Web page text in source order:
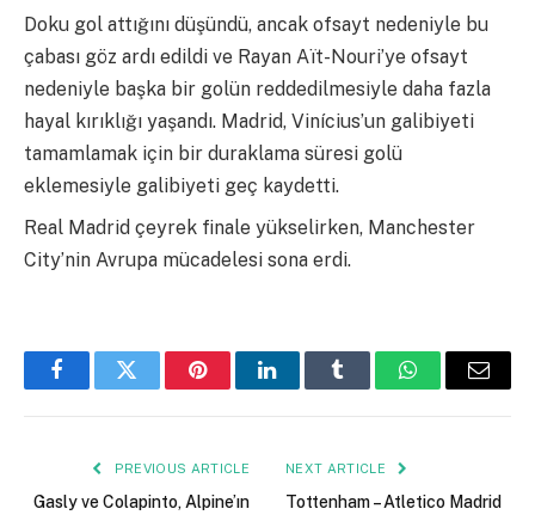
Doku gol attığını düşündü, ancak ofsayt nedeniyle bu
çabası göz ardı edildi ve Rayan Aït-Nouri’ye ofsayt
nedeniyle başka bir golün reddedilmesiyle daha fazla
hayal kırıklığı yaşandı. Madrid, Vinícius’un galibiyeti
tamamlamak için bir duraklama süresi golü
eklemesiyle galibiyeti geç kaydetti.
Real Madrid çeyrek finale yükselirken, Manchester
City’nin Avrupa mücadelesi sona erdi.
FacebookTwitter PinterestLinkedInTumblr WhatsAppEmail
PREVIOUS ARTICLE
Gasly ve Colapinto, Alpine’ın
NEXT ARTICLE
Tottenham – Atletico Madrid